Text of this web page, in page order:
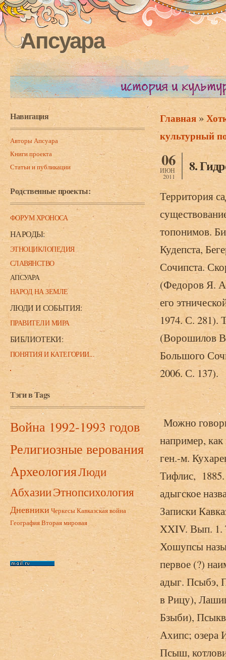
Апсуара
Навигация
Авторы Апсуара
Книги проекта
Статьи и публикации
Родственные проекты:
ФОРУМ ХРОНОСА
НАРОДЫ:
ЭТНОЦИКЛОПЕДИЯ
СЛАВЯНСТВО
АПСУАРА
НАРОД НА ЗЕМЛЕ
ЛЮДИ И СОБЫТИЯ:
ПРАВИТЕЛИ МИРА
БИБЛИОТЕКИ:
ПОНЯТИЯ И КАТЕГОРИИ...
Тэги в Tags
Война 1992-1993 годов
Религиозные верования
АрхеологияЛюди
АбхазииЭтнопсихология
Дневники ЧеркесыКавказская война
ГеографияВторая мировая
Вы здесь
Главная »
культурный
06
ИЮН
2011
8.
Территория
топонимов.
Кудепста,
Сочипста.
(Федоров Я.
его
1974. С. 281).
(Ворошилов
Большого
2006. С. 137).
Можно
например,
ген.-м.
Тифлис,
адыгское
Записки
XXIV. Вып. 1.
Хошупсы
первое (?)
адыг. Псыбэ,
в Рицу),
Бзыби),
Ахипс; озера
Псыш,